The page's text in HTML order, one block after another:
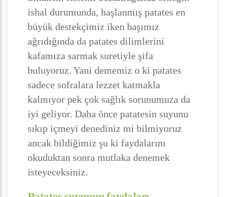
ishal durumunda, haşlanmış patates en
büyük destekçimiz iken başımız
ağrıdığında da patates dilimlerini
kafamıza sarmak suretiyle şifa
buluyoruz. Yani dememiz o ki patates
sadece sofralara lezzet katmakla
kalmıyor pek çok sağlık sorunumuza da
iyi geliyor. Daha önce patatesin suyunu
sıkıp içmeyi denediniz mi bilmiyoruz
ancak bildiğimiz şu ki faydalarını
okuduktan sonra mutlaka denemek
isteyeceksiniz.